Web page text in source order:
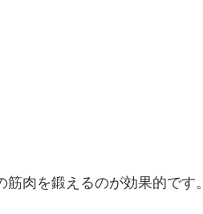
肉を鍛えるのが効果的です。